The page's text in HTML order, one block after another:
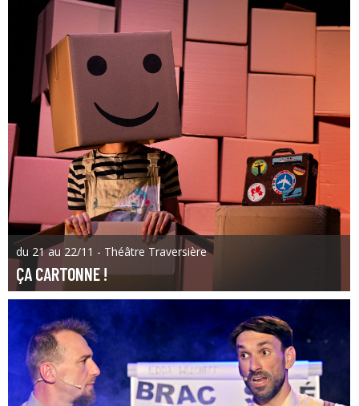
du 21 au 22/11 - Théâtre Traversière
ÇA CARTONNE !